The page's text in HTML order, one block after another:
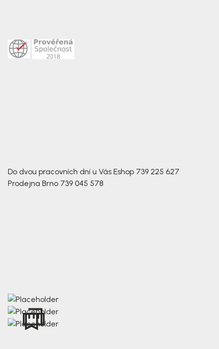
Do dvou pracovních dní u Vás Eshop 739 225 627
Prodejna Brno 739 045 578